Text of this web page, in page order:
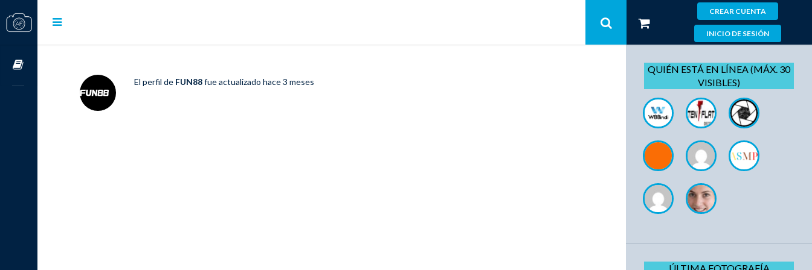
CREAR CUENTA
INICIO DE SESIÓN
El perfil de FUN88fue actualizado hace 3 meses
QUIÉN ESTÁ EN LÍNEA (MÁX. 30
VISIBLES)